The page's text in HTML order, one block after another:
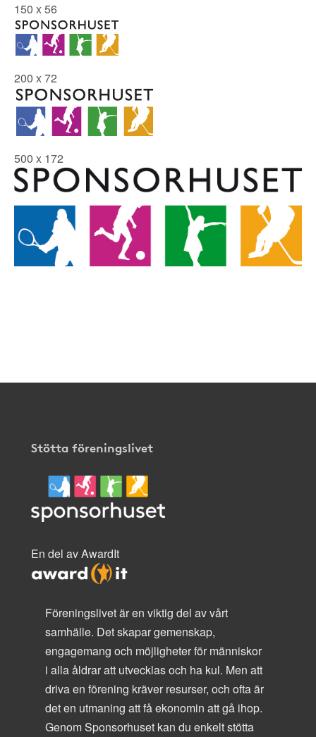
150 x 56
200 x 72
500 x 172
Stötta föreningslivet
En del av AwardIt
Föreningslivet är en viktig del av vårt
samhälle. Det skapar gemenskap,
engagemang och möjligheter för människor
i alla åldrar att utvecklas och ha kul. Men att
driva en förening kräver resurser, och ofta är
det en utmaning att få ekonomin att gå ihop.
Genom Sponsorhuset kan du enkelt stötta